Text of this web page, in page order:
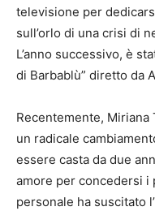
televisione per
sull’orlo di una crisi di
L’anno successivo, è
di Barbablù” diretto da
Recentemente,
un radicale
essere casta da due
amore per concedersi i
personale ha suscitato